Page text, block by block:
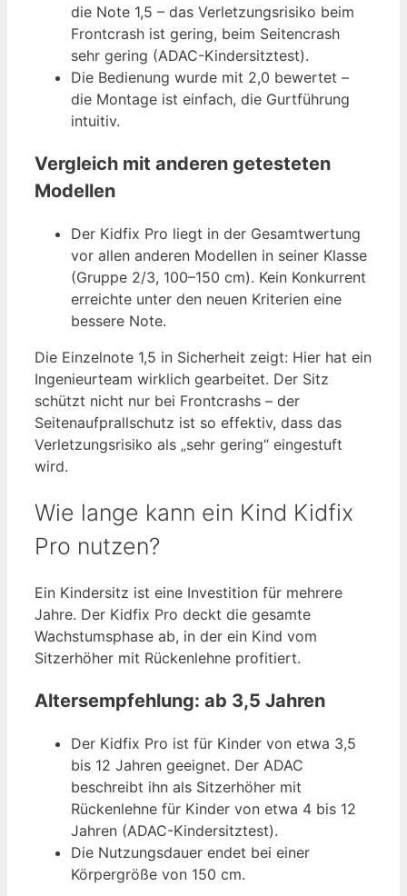
die Note 1,5 – das Verletzungsrisiko beim
Frontcrash ist gering, beim Seitencrash
sehr gering (ADAC-Kindersitztest).
Die Bedienung wurde mit 2,0 bewertet –
die Montage ist einfach, die Gurtführung
intuitiv.
Vergleich mit anderen getesteten
Modellen
Der Kidfix Pro liegt in der Gesamtwertung
vor allen anderen Modellen in seiner Klasse
(Gruppe 2/3, 100–150 cm). Kein Konkurrent
erreichte unter den neuen Kriterien eine
bessere Note.
Die Einzelnote 1,5 in Sicherheit zeigt: Hier hat ein
Ingenieurteam wirklich gearbeitet. Der Sitz
schützt nicht nur bei Frontcrashs – der
Seitenaufprallschutz ist so effektiv, dass das
Verletzungsrisiko als „sehr gering“ eingestuft
wird.
Wie lange kann ein Kind Kidfix
Pro nutzen?
Ein Kindersitz ist eine Investition für mehrere
Jahre. Der Kidfix Pro deckt die gesamte
Wachstumsphase ab, in der ein Kind vom
Sitzerhöher mit Rückenlehne profitiert.
Altersempfehlung: ab 3,5 Jahren
Der Kidfix Pro ist für Kinder von etwa 3,5
bis 12 Jahren geeignet. Der ADAC
beschreibt ihn als Sitzerhöher mit
Rückenlehne für Kinder von etwa 4 bis 12
Jahren (ADAC-Kindersitztest).
Die Nutzungsdauer endet bei einer
Körpergröße von 150 cm.